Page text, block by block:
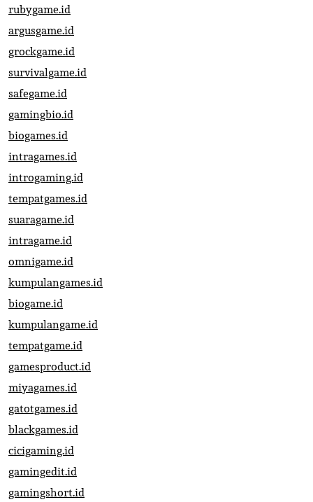
rubygame.id
argusgame.id
grockgame.id
survivalgame.id
safegame.id
gamingbio.id
biogames.id
intragames.id
introgaming.id
tempatgames.id
suaragame.id
intragame.id
omnigame.id
kumpulangames.id
biogame.id
kumpulangame.id
tempatgame.id
gamesproduct.id
miyagames.id
gatotgames.id
blackgames.id
cicigaming.id
gamingedit.id
gamingshort.id